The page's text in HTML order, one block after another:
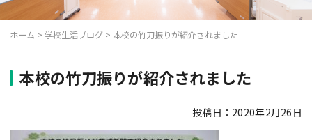
ホーム > 学校生活ブログ > 本校の竹刀振りが紹介されました
本校の竹刀振りが紹介されました
投稿日：2020年2月26日